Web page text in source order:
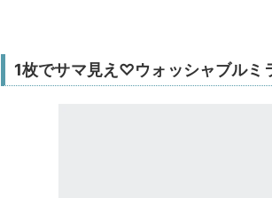
1枚でサマ見え♡ウォッシャブルミ